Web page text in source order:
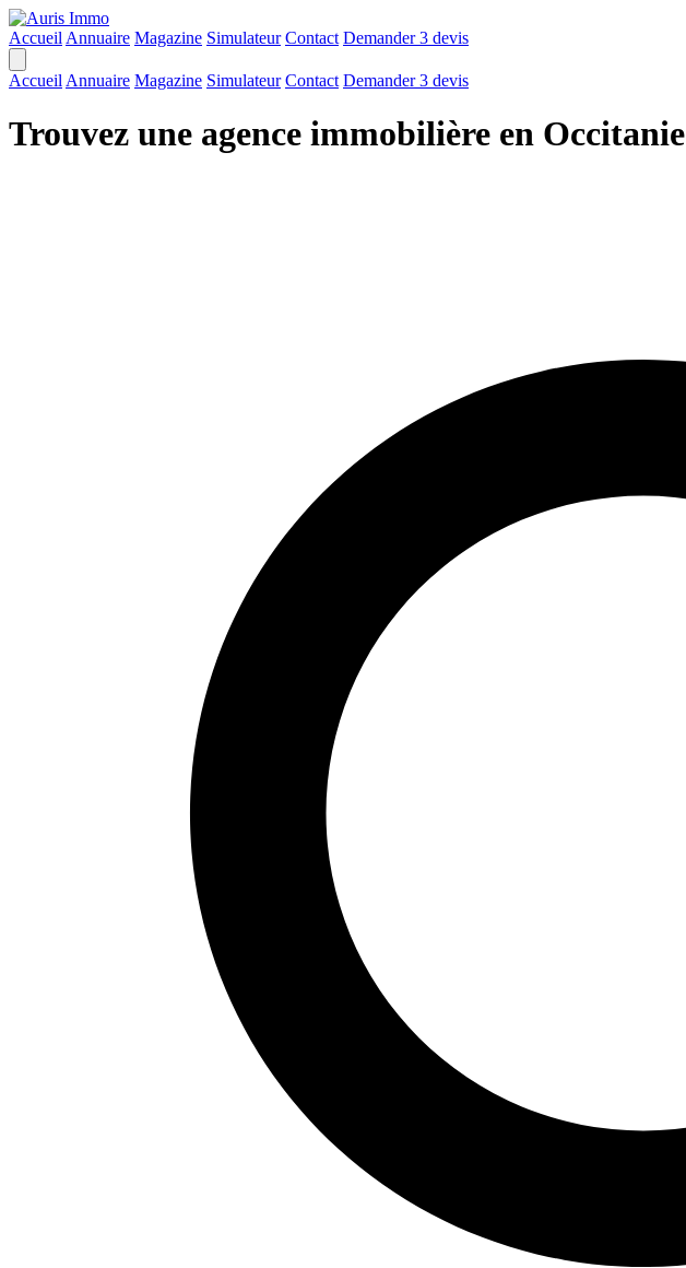
Accueil Annuaire Magazine Simulateur Contact Demander 3 devis
Accueil Annuaire Magazine Simulateur Contact Demander 3 devis
Trouvez une agence immobilière en Occitanie